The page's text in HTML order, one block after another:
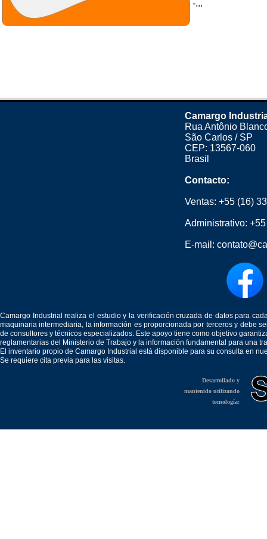
-...
Camargo
Rua Antônio
São Carlos / SP
CEP: 13567-060
Brasil
Contacto:
Ventas: +55 (16)
Administrativo:
E-mail:
Camargo Industrial realiza el estudio y la verificación cruzada de datos para
maquinaria intermediaria, la información es proporcionada por terceros y debe
de consultores y técnicos especializados. Este apoyo tiene como objetivo
reglamentarias del Ministerio de Trabajo y la información fundamental para una
El inventario propio de Camargo Industrial está disponible para su consulta en
Se requiere cita previa para las visitas.
Desarrollado y
mantenido utilizando
tecnología: